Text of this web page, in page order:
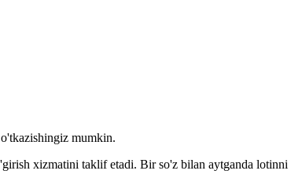
mumkin.
xizmatini taklif etadi. Bir so'z bilan aytganda